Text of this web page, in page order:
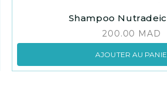
Shampoo
200.00 MAD
AJOUTER AU